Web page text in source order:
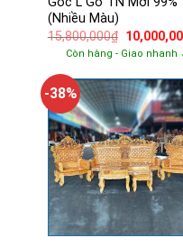
(Nhiều Màu)
15,800,000₫ Giá
gốc
là:
Còn hàng - Giao nhanh
-38%